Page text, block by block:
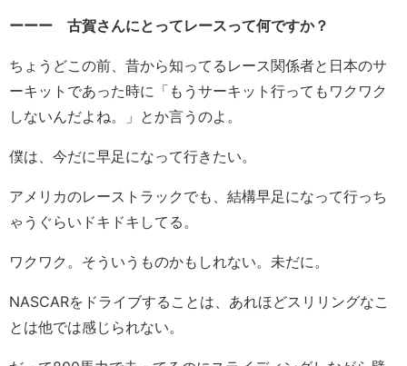
ーーー 古賀さんにとってレースって何ですか？
ちょうどこの前、昔から知ってるレース関係者と日本のサ
ーキットであった時に「もうサーキット行ってもワクワク
しないんだよね。」とか言うのよ。
僕は、今だに早足になって行きたい。
アメリカのレーストラックでも、結構早足になって行っち
ゃうぐらいドキドキしてる。
ワクワク。そういうものかもしれない。未だに。
NASCARをドライブすることは、あれほどスリリングなこ
とは他では感じられない。